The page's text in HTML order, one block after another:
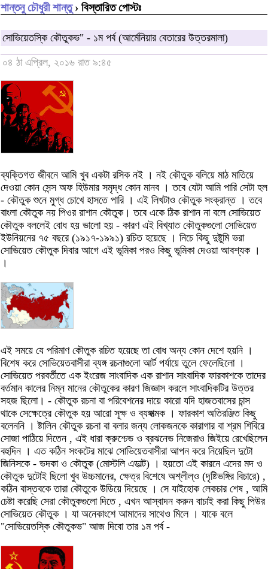
শান্তনু চৌধুরী শান্তু› বিস্তারিত পোস্টঃ
সোভিয়েতস্কি কৌতুকভ" - ১ম পর্ব (আর্মেনিয়ার বেতারের উত্তরমালা)
০৪ ঠা এপ্রিল, ২০১৬ রাত ৯:৪৫
ব্যক্তিগত জীবনে আমি খুব একটা রসিক নই । নই কৌতুক বলিয়ে মাঠ মাতিয়ে
দেওয়া কোন সেন্স অফ হিউমার সমৃদ্ধ কোন মানব । তবে যেটা আমি পারি সেটা হল
- কৌতুক শুনে মুগ্ধ চোখে হাসতে পারি । এই লিখটাও কৌতুক সংক্রান্ত । তবে
বাংলা কৌতুক নয় পিওর রাশান কৌতুক। তবে একে ঠিক রাশান না বলে সোভিয়েত
কৌতুক বললেই বোধ হয় ভালো হয় - কারণ এই বিখ্যাত কৌতুকগুলো সোভিয়েত
ইউনিয়নের ৭৫ বছরে (১৯১৭-১৯৯১) রচিত হয়েছে । নিচে কিছু দুষ্টুমি ভরা
সোভিয়েত কৌতুক দিবার আগে এই ভূমিকা পরও কিছু ভূমিকা দেওয়া আবশ্যক ।
।
এই সময়ে যে পরিমাণ কৌতুক রচিত হয়েছে তা বোধ অন্য কোন দেশে হয়নি ।
বিশেষ করে সোভিয়েতবাসীরা ব্যঙ্গ রচনাগুলো আর্ট পর্যায়ে তুলে ফেলেছিলো ।
সোভিয়েত পরবর্তীতে এক ইংরেজ সাংবাদিক এক রাশান সাংবাদিক ফারকাশকে তাদের
বর্তমান কালের নিম্ন মানের কৌতুকের কারণ জিজ্ঞাস করলে সাংবাদিকটির উত্তর
সহজ ছিলো। - কৌতুক রচনা বা পরিবেশনের দায়ে কারো যদি হাজতবাসের চান্স
থাকে সেক্ষেত্রে কৌতুক হয় আরো সূক্ষ ও ব্যঙ্গাত্মক । ফারকাশ অতিরঞ্জিত কিছু
বলেননি । ষ্টালিন কৌতুক রচনা বা বলার জন্য লোকজনকে কারাগার বা শ্রম শিবিরে
সোজা পাঠিয়ে দিতেন , এই ধারা ক্রুশ্চেভ ও ব্রঝনেভ নিজেরাও জিইয়ে রেখেছিলেন
বহুদিন । এত কঠিন সংকটের মাঝে সোভিয়েতবাসীরা আপন করে নিয়েছিল দুটো
জিনিসকে - ভদকা ও কৌতুক (মোস্টলি এডাল্ট) । হয়তো এই কারনে এদের মদ ও
কৌতুক দুটোই ছিলো খুব উচ্চমানের, ক্ষেত্র বিশেষে অশ্লীল্ও (দৃষ্টিভঙ্গির বিচারে) ,
কঠিন বাস্তবকে তারা কৌতুকে উডিয়ে দিয়েছে । সে যাইহোক লেকচার শেষ , আমি
চেষ্টা করেছি সেরা কৌতুকগুলো দিতে , এখন আস্বাদন করুন বাচাই করা কিছু পিউর
সোভিয়েত কৌতুক । যা অনেকাংশে আমাদের সাথেও মিলে । যাকে বলে
"সোভিয়েতস্কি কৌতুকভ" আজ দিবো তার ১ম পর্ব -